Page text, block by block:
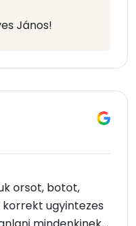
János!
orsot, botot,
ugyintezes